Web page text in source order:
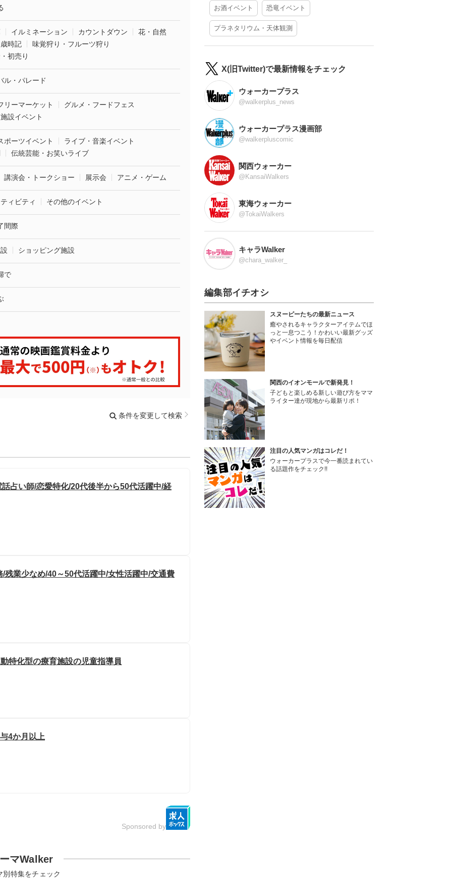
イルミネーション カウントダウン
花・自然
時記
味覚狩り・フルーツ狩り
初売り
ル・パレード
リーマーケット
グルメ・フードフェス
設イベント
ポーツイベント
ライブ・音楽イベント
伝統芸能・お笑いライブ
講演会・トークショー 展示会 アニメ・ゲーム
ィビティ その他のイベント
間際
ショッピング施設
で
条件を変更して検索
占い師/恋愛特化/20代後半から50代活躍中/経
残業少なめ/40～50代活躍中/女性活躍中/交通費
特化型の療育施設の児童指導員
4か月以上
Sponsored by
マWalker
別特集をチェック
お酒イベント 恐竜イベント
プラネタリウム・天体観測
X(旧Twitter)で最新情報をチェック
ウォーカープラス
@walkerplus_news
ウォーカープラス漫画部
@walkerpluscomic
関西ウォーカー
@KansaiWalkers
東海ウォーカー
@TokaiWalkers
キャラWalker
@chara_walker_
編集部イチオシ
スヌーピーたちの最新ニュース
癒やされるキャラクターアイテムでほ
っと一息つこう！かわいい最新グッズ
やイベント情報を毎日配信
関西のイオンモールで新発見！
子どもと楽しめる新しい遊び方をママ
ライター達が現地から最新リポ！
注目の人気マンガはコレだ！
ウォーカープラスで今一番読まれてい
る話題作をチェック!!